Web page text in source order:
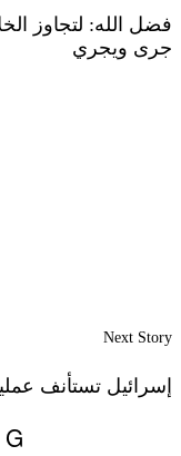
فضل الله: لتجاوز
جرى ويجري
Next Story
إسرائيل تستأنف